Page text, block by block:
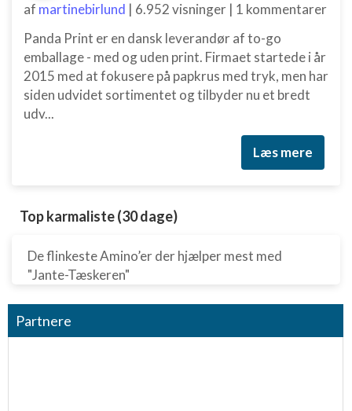
af martinebirlund | 6.952 visninger | 1 kommentarer
Panda Print er en dansk leverandør af to-go
emballage - med og uden print. Firmaet startede i år
2015 med at fokusere på papkrus med tryk, men har
siden udvidet sortimentet og tilbyder nu et bredt
udv...
Læs mere
Top karmaliste (30 dage)
De flinkeste Amino’er der hjælper mest med
"Jante-Tæskeren"
Partnere